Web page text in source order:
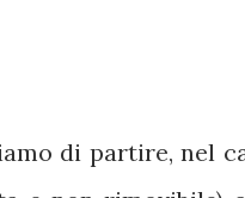
di partire, nel